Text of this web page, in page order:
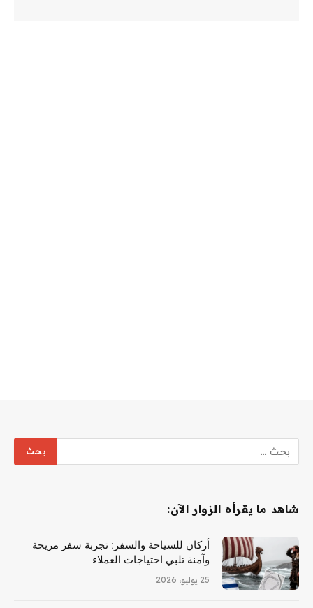
شاهد ما يقرأه الزوار الآن:
أركان للسياحة والسفر: تجربة سفر مريحة
وآمنة تلبي احتياجات العملاء
25 يوليو، 2026